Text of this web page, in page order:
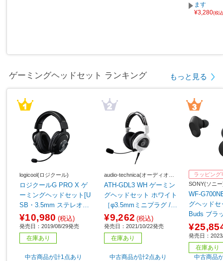
ます
¥3,280(税
ゲーミングヘッドセット ランキング もっと見る
logicool(ロジクール)
ロジクールG PRO X ゲ
ーミングヘッドセット[U
SB・3.5mm ステレオミ
ニプラグ/ブラック] G-P
HS-003
¥10,980 (税込)
発売日：2019/08/29発売
在庫あり
中古商品が計1点あり
audio-technica(オーディオテ
クニカ)
ATH-GDL3 WH ゲーミン
グヘッドセット ホワイト
［φ3.5mmミニプラグ /両
耳 /ヘッドバンドタイ
プ］
¥9,262 (税込)
発売日：2021/10/22発売
在庫あり
中古商品が計2点あり
ラッピング
SONY(ソニ
WF-
グヘッド
Buds ブラ
レス（
C） /両耳 /
プ］
発売日：
在庫あり
中古商品